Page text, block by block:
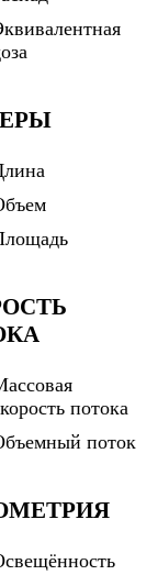
потока
поток